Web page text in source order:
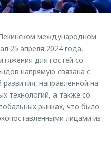
международном
25 апреля 2024 года,
для гостей со
напрямую связана с
направленной на
технологий, а также со
рынках, что было
лицами из